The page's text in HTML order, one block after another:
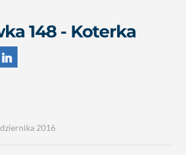
148 - Koterka
2016